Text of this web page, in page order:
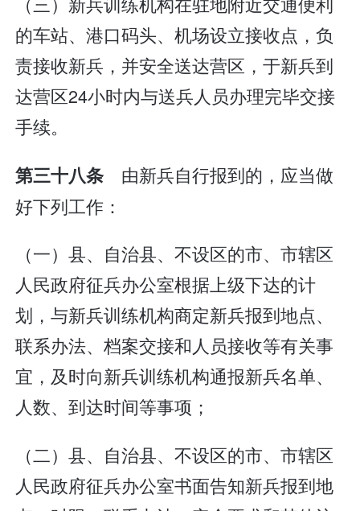
的车站、港口码头、机场设立接收点，负
责接收新兵，并安全送达营区，于新兵到
达营区24小时内与送兵人员办理完毕交接
手续。
第三十八条 由新兵自行报到的，应当做
好下列工作：
（一）县、自治县、不设区的市、市辖区
人民政府征兵办公室根据上级下达的计
划，与新兵训练机构商定新兵报到地点、
联系办法、档案交接和人员接收等有关事
宜，及时向新兵训练机构通报新兵名单、
人数、到达时间等事项；
（二）县、自治县、不设区的市、市辖区
人民政府征兵办公室书面告知新兵报到地